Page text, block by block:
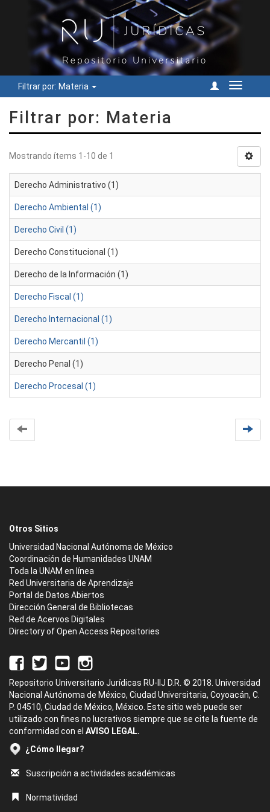
Filtrar por: Materia
Cambiar
Filtrar por: Materia
Mostrando ítems 1-10 de 1
Derecho Administrativo (1)
Derecho Ambiental (1)
Derecho Civil (1)
Derecho Constitucional (1)
Derecho de la Información (1)
Derecho Fiscal (1)
Derecho Internacional (1)
Derecho Mercantil (1)
Derecho Penal (1)
Derecho Procesal (1)
Otros Sitios
Universidad Nacional Autónoma de México
Coordinación de Humanidades UNAM
Toda la UNAM en línea
Red Universitaria de Aprendizaje
Portal de Datos Abiertos
Dirección General de Bibliotecas
Red de Acervos Digitales
Directory of Open Access Repositories
Repositorio Universitario Jurídicas RU-IIJ D.R. © 2018. Universidad
Nacional Autónoma de México, Ciudad Universitaria, Coyoacán, C.
P. 04510, Ciudad de México, México. Este sitio web puede ser
utilizado con fines no lucrativos siempre que se cite la fuente de
conformidad con el AVISO LEGAL.
¿Cómo llegar?
Suscripción a actividades académicas
Normatividad